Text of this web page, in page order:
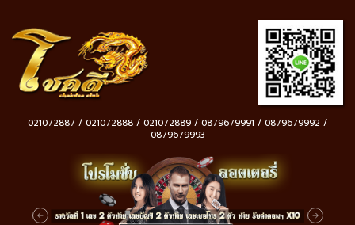
021072887 / 021072888 / 021072889 / 0879679991 / 0879679992 /
0879679993